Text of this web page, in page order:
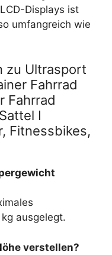
Displays ist
umfangreich wie
zu Ultrasport
Fahrrad
Fahrrad
I
Fitnessbikes,
ausgelegt.
verstellen?